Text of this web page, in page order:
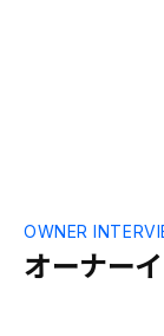
オーナー
OWNER